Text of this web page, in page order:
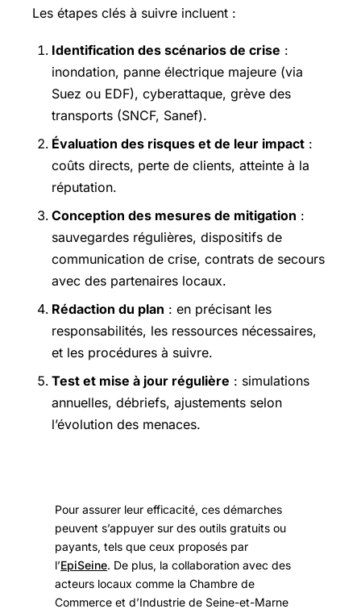
Les étapes clés à suivre incluent :
Identification des scénarios de crise :
inondation, panne électrique majeure (via
Suez ou EDF), cyberattaque, grève des
transports (SNCF, Sanef).
Évaluation des risques et de leur impact :
coûts directs, perte de clients, atteinte à la
réputation.
Conception des mesures de mitigation :
sauvegardes régulières, dispositifs de
communication de crise, contrats de secours
avec des partenaires locaux.
Rédaction du plan : en précisant les
responsabilités, les ressources nécessaires,
et les procédures à suivre.
Test et mise à jour régulière : simulations
annuelles, débriefs, ajustements selon
l’évolution des menaces.
Pour assurer leur efficacité, ces démarches
peuvent s’appuyer sur des outils gratuits ou
payants, tels que ceux proposés par
l’EpiSeine. De plus, la collaboration avec des
acteurs locaux comme la Chambre de
Commerce et d’Industrie de Seine-et-Marne